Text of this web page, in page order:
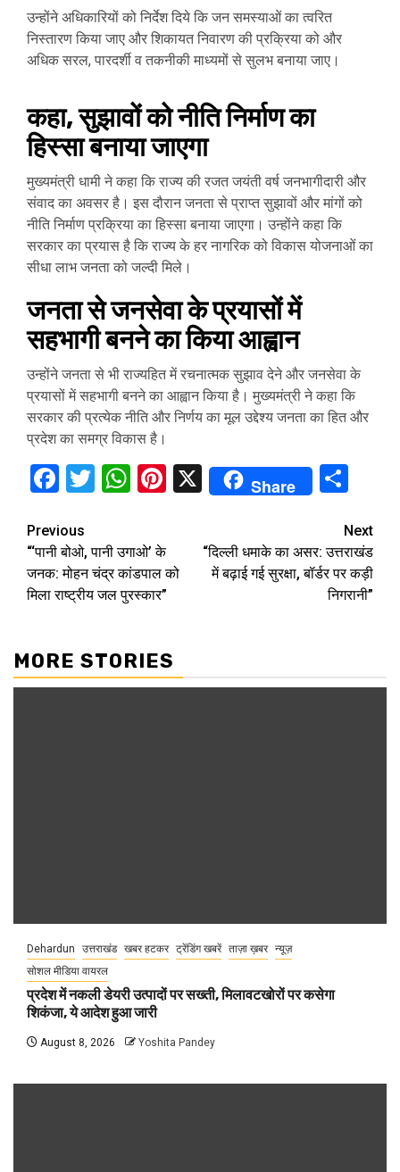
उन्होंने अधिकारियों को निर्देश दिये कि जन समस्याओं का त्वरित
निस्तारण किया जाए और शिकायत निवारण की प्रक्रिया को और
अधिक सरल, पारदर्शी व तकनीकी माध्यमों से सुलभ बनाया जाए।
कहा, सुझावों को नीति निर्माण का
हिस्सा बनाया जाएगा
मुख्यमंत्री धामी ने कहा कि राज्य की रजत जयंती वर्ष जनभागीदारी और
संवाद का अवसर है। इस दौरान जनता से प्राप्त सुझावों और मांगों को
नीति निर्माण प्रक्रिया का हिस्सा बनाया जाएगा। उन्होंने कहा कि
सरकार का प्रयास है कि राज्य के हर नागरिक को विकास योजनाओं का
सीधा लाभ जनता को जल्दी मिले।
जनता से जनसेवा के प्रयासों में
सहभागी बनने का किया आह्वान
उन्होंने जनता से भी राज्यहित में रचनात्मक सुझाव देने और जनसेवा के
प्रयासों में सहभागी बनने का आह्वान किया है। मुख्यमंत्री ने कहा कि
सरकार की प्रत्येक नीति और निर्णय का मूल उद्देश्य जनता का हित और
प्रदेश का समग्र विकास है।
Facebook
Twitter
WhatsApp
Pinterest
X Share
Continue
Reading
Previous
“‘पानी बोओ, पानी उगाओ’ के
जनक: मोहन चंद्र कांडपाल को
मिला राष्ट्रीय जल पुरस्कार”
Next
“दिल्ली धमाके का असर: उत्तराखंड
में बढ़ाई गई सुरक्षा, बॉर्डर पर कड़ी
निगरानी”
MORE STORIES
Dehardun उत्तराखंड खबर हटकर ट्रेंडिंग खबरें ताज़ा ख़बर न्यूज़
सोशल मीडिया वायरल
प्रदेश में नकली डेयरी उत्पादों पर सख्ती, मिलावटखोरों पर कसेगा
शिकंजा, ये आदेश हुआ जारी
August 8, 2026 Yoshita Pandey